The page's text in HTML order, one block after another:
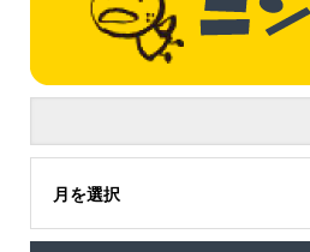
月を選択